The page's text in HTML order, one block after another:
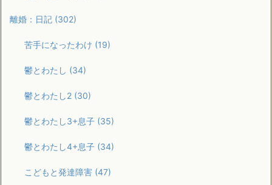
離婚：日記 (302)
苦手になったわけ (19)
鬱とわたし (34)
鬱とわたし2 (30)
鬱とわたし3+息子 (35)
鬱とわたし4+息子 (34)
こどもと発達障害 (47)